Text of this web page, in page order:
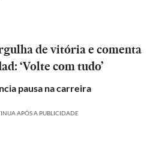
de vitória e comenta
‘Volte com tudo’
pausa na carreira
APÓS A PUBLICIDADE